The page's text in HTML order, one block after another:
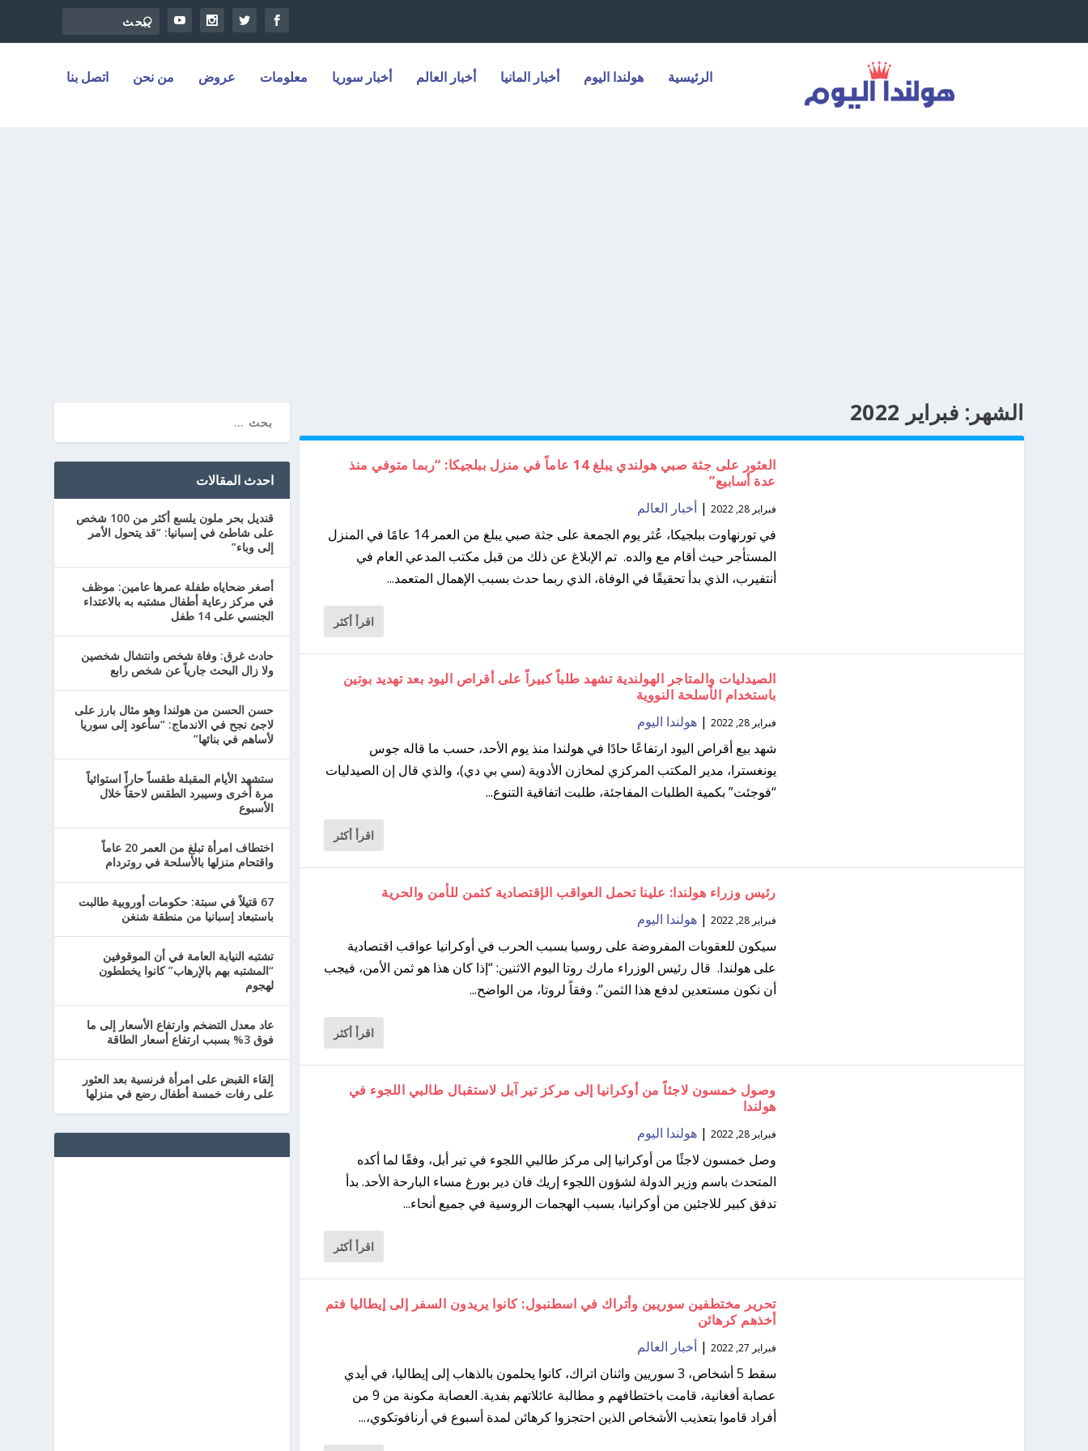
الرئيسية هولندا اليوم أخبار المانيا أخبار العالم أخبار سوريا معلومات عروض من نحن اتصل بنا
الشهر: فبراير 2022
العثور على جثة صبي هولندي يبلغ 14 عاماً في منزل ببلجيكا: “ربما متوفي منذ
عدة أسابيع”
فبراير 28, 2022 |أخبار العالم
في تورنهاوت ببلجيكا، عُثر يوم الجمعة على جثة صبي يبلغ من العمر 14 عامًا في المنزل
المستأجر حيث أقام مع والده. تم الإبلاغ عن ذلك من قبل مكتب المدعي العام في
أنتفيرب، الذي بدأ تحقيقًا في الوفاة، الذي ربما حدث بسبب الإهمال المتعمد...
اقرأ أكثر
الصيدليات والمتاجر الهولندية تشهد طلباً كبيراً على أقراص اليود بعد تهديد بوتين
باستخدام الأسلحة النووية
فبراير 28, 2022 |هولندا اليوم
شهد بيع أقراص اليود ارتفاعًا حادًا في هولندا منذ يوم الأحد، حسب ما قاله جوس
يونغسترا، مدير المكتب المركزي لمخازن الأدوية (سي بي دي)، والذي قال إن الصيدليات
“فوجئت” بكمية الطلبات المفاجئة، طلبت اتفاقية التنوع...
اقرأ أكثر
رئيس وزراء هولندا: علينا تحمل العواقب الإقتصادية كثمن للأمن والحرية
فبراير 28, 2022 |هولندا اليوم
سيكون للعقوبات المفروضة على روسيا بسبب الحرب في أوكرانيا عواقب اقتصادية
على هولندا. قال رئيس الوزراء مارك روتا اليوم الاثنين: “إذا كان هذا هو ثمن الأمن، فيجب
أن نكون مستعدين لدفع هذا الثمن”. وفقاً لروتا، من الواضح...
اقرأ أكثر
وصول خمسون لاجئاً من أوكرانيا إلى مركز تير آبل لاستقبال طالبي اللجوء في
هولندا
فبراير 28, 2022 |هولندا اليوم
وصل خمسون لاجئًا من أوكرانيا إلى مركز طالبي اللجوء في تير أبل، وفقًا لما أكده
المتحدث باسم وزير الدولة لشؤون اللجوء إريك فان دير بورغ مساء البارحة الأحد. بدأ
تدفق كبير للاجئين من أوكرانيا، بسبب الهجمات الروسية في جميع أنحاء...
اقرأ أكثر
تحرير مختطفين سوريين وأتراك في اسطنبول: كانوا يريدون السفر إلى إيطاليا فتم
أخذهم كرهائن
فبراير 27, 2022 |أخبار العالم
سقط 5 أشخاص، 3 سوريين واثنان اتراك، كانوا يحلمون بالذهاب إلى إيطاليا، في أيدي
عصابة أفغانية، قامت باختطافهم و مطالبة عائلاتهم بفدية. العصابة مكونة من 9 من
أفراد قاموا بتعذيب الأشخاص الذين احتجزوا كرهائن لمدة أسبوع في أرنافوتكوي،...
احدث المقالات
قنديل بحر ملون يلسع أكثر من 100 شخص
على شاطئ في إسبانيا: “قد يتحول الأمر
إلى وباء”
أصغر ضحاياه طفلة عمرها عامين: موظف
في مركز رعاية أطفال مشتبه به بالاعتداء
الجنسي على 14 طفل
حادث غرق: وفاة شخص وانتشال شخصين
ولا زال البحث جارياً عن شخص رابع
حسن الحسن من هولندا وهو مثال بارز على
لاجئ نجح في الاندماج: “سأعود إلى سوريا
لأساهم في بنائها”
ستشهد الأيام المقبلة طقساً حاراً استوائياً
مرة أخرى وسيبرد الطقس لاحقاً خلال
الأسبوع
اختطاف امرأة تبلغ من العمر 20 عاماً
واقتحام منزلها بالأسلحة في روتردام
67 قتيلاً في سبتة: حكومات أوروبية طالبت
باستبعاد إسبانيا من منطقة شنغن
تشتبه النيابة العامة في أن الموقوفين
“المشتبه بهم بالإرهاب” كانوا يخططون
لهجوم
عاد معدل التضخم وارتفاع الأسعار إلى ما
فوق 3% بسبب ارتفاع أسعار الطاقة
إلقاء القبض على امرأة فرنسية بعد العثور
على رفات خمسة أطفال رضع في منزلها